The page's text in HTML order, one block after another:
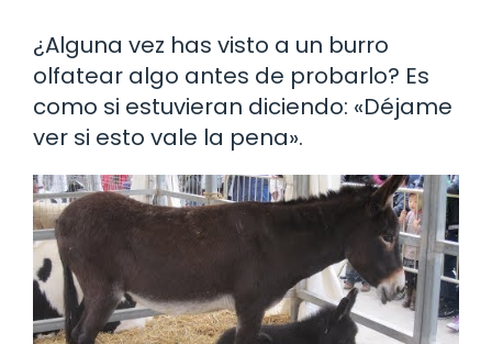
¿Alguna vez has visto a un burro
olfatear algo antes de probarlo? Es
como si estuvieran diciendo: «Déjame
ver si esto vale la pena».